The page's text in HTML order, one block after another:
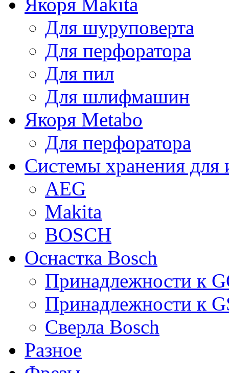
Для шуруповерта
Для перфоратора
Для пил
Для шлифмашин
Якоря Metabo
Для перфоратора
Системы хранения для
AEG
Makita
BOSCH
Оснастка Bosch
Принадлежности к
Принадлежности к
Сверла Bosch
Разное